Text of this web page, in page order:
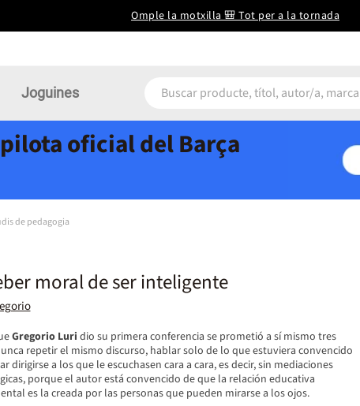
Omple la motxilla 🎒 Tot per a la tornada
Joguines
oficial del Barça
de pedagogia
moral de ser inteligente
Gregorio Luri dio su primera conferencia se prometió a sí mismo tres
repetir el mismo discurso, hablar solo de lo que estuviera convencido
dirigirse a los que le escuchasen cara a cara, es decir, sin mediaciones
porque el autor está convencido de que la relación educativa
es la creada por las personas que pueden mirarse a los ojos.